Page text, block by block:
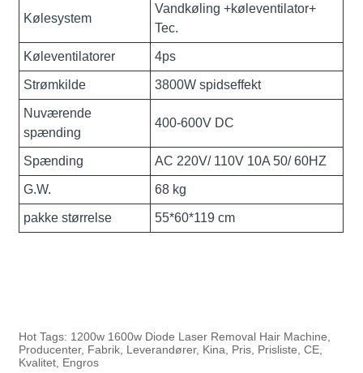
Kølesystem
Vandkøling +køleventilator+
Tec.
Køleventilatorer 4ps
Strømkilde 3800W spidseffekt
Nuværende
spænding
400-600V DC
Spænding AC 220V/ 110V 10A 50/ 60HZ
G.W. 68 kg
pakke størrelse 55*60*119 cm
Hot Tags: 1200w 1600w Diode Laser Removal Hair Machine,
Producenter, Fabrik, Leverandører, Kina, Pris, Prisliste, CE,
Kvalitet, Engros